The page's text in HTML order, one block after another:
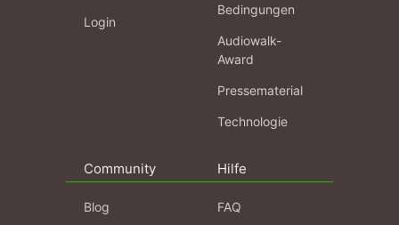
Login
Bedingungen
Audiowalk-
Award
Pressematerial
Technologie
Community
Blog
Hilfe
FAQ